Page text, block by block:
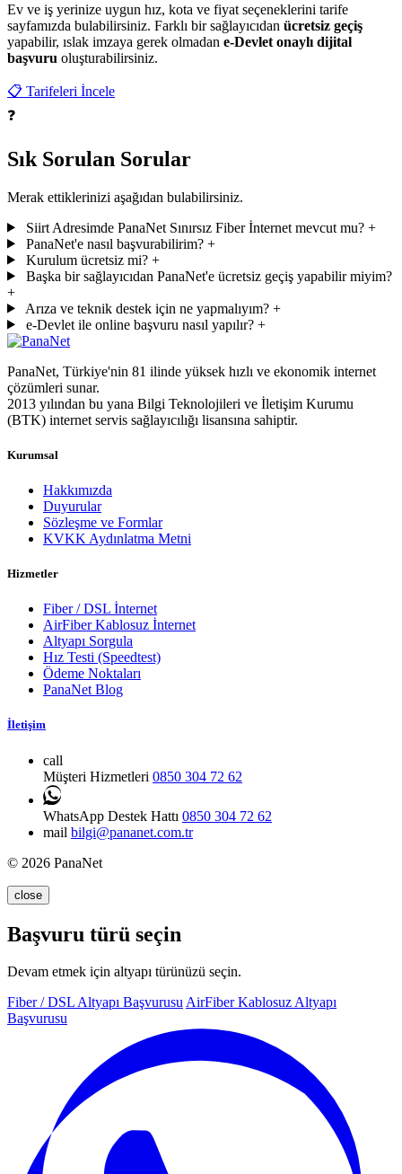
Ev ve iş yerinize uygun hız, kota ve fiyat seçeneklerini tarife
sayfamızda bulabilirsiniz. Farklı bir sağlayıcıdan ücretsiz geçiş
yapabilir, ıslak imzaya gerek olmadan e-Devlet onaylı dijital
başvuru oluşturabilirsiniz.
📋 Tarifeleri İncele
❓
Sık Sorulan Sorular
Merak ettiklerinizi aşağıdan bulabilirsiniz.
Siirt Adresimde PanaNet Sınırsız Fiber İnternet mevcut mu? +
PanaNet'e nasıl başvurabilirim? +
Kurulum ücretsiz mi? +
Başka bir sağlayıcıdan PanaNet'e ücretsiz geçiş yapabilir miyim?
+
Arıza ve teknik destek için ne yapmalıyım? +
e-Devlet ile online başvuru nasıl yapılır? +
PanaNet, Türkiye'nin 81 ilinde yüksek hızlı ve ekonomik internet
çözümleri sunar.
2013 yılından bu yana Bilgi Teknolojileri ve İletişim Kurumu
(BTK) internet servis sağlayıcılığı lisansına sahiptir.
Kurumsal
Hakkımızda
Duyurular
Sözleşme ve Formlar
KVKK Aydınlatma Metni
Hizmetler
Fiber / DSL İnternet
AirFiber Kablosuz İnternet
Altyapı Sorgula
Hız Testi (Speedtest)
Ödeme Noktaları
PanaNet Blog
İletişim
call
Müşteri Hizmetleri 0850 304 72 62
WhatsApp Destek Hattı 0850 304 72 62
mail bilgi@pananet.com.tr
© 2026 PanaNet
close
Başvuru türü seçin
Devam etmek için altyapı türünüzü seçin.
Fiber / DSL Altyapı BaşvurusuAirFiber Kablosuz Altyapı
Başvurusu